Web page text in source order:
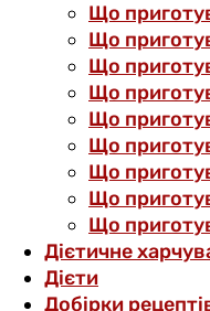
Що
Що
Що
Що
Що
Що
Що
Що
Що
Дієтичне
Дієти
Добірки